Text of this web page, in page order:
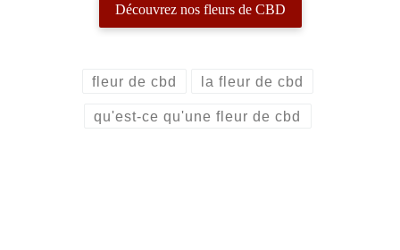
Découvrez nos fleurs de CBD
fleur de cbd la fleur de cbd
qu'est-ce qu'une fleur de cbd